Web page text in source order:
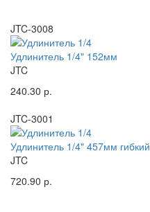
JTC-3008
Удлинитель 1/4" 152мм
JTC
240.30 р.
JTC-3001
Удлинитель 1/4" 457мм гибкий
JTC
720.90 р.